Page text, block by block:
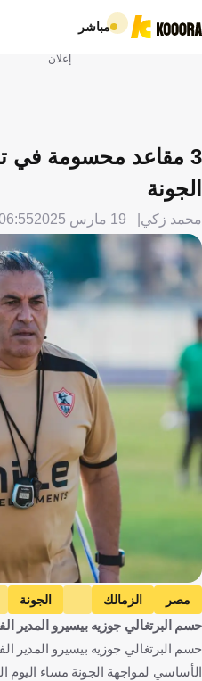
مباشر
إعلان
3 مقاعد محسومة في
الجونة
محمد زكي 19 مارس 2025
مصر الزمالك الجونة
محمود فضل الله شيكابالا
سيف
كرة قدم
حسم البرتغالي جوزيه بيسيرو المدير
حسم البرتغالي جوزيه بيسيرو المدير
الأساسي لمواجهة الجونة مساء اليوم